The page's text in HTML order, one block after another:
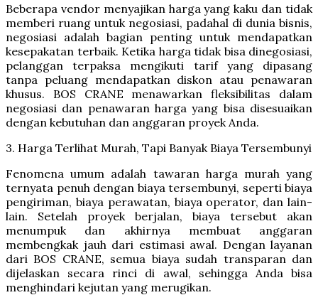
Beberapa vendor menyajikan harga yang kaku dan tidak
memberi ruang untuk negosiasi, padahal di dunia bisnis,
negosiasi adalah bagian penting untuk mendapatkan
kesepakatan terbaik. Ketika harga tidak bisa dinegosiasi,
pelanggan terpaksa mengikuti tarif yang dipasang
tanpa peluang mendapatkan diskon atau penawaran
khusus. BOS CRANE menawarkan fleksibilitas dalam
negosiasi dan penawaran harga yang bisa disesuaikan
dengan kebutuhan dan anggaran proyek Anda.
3. Harga Terlihat Murah, Tapi Banyak Biaya Tersembunyi
Fenomena umum adalah tawaran harga murah yang
ternyata penuh dengan biaya tersembunyi, seperti biaya
pengiriman, biaya perawatan, biaya operator, dan lain-
lain. Setelah proyek berjalan, biaya tersebut akan
menumpuk dan akhirnya membuat anggaran
membengkak jauh dari estimasi awal. Dengan layanan
dari BOS CRANE, semua biaya sudah transparan dan
dijelaskan secara rinci di awal, sehingga Anda bisa
menghindari kejutan yang merugikan.